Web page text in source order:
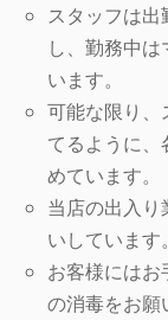
スタッフは出
し、勤務中
います。
可能な限り、
てるように
めています。
当店の出入
いしています。
お客様には
の消毒をお願